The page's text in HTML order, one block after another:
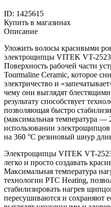
ID: 1425615
Купить в магазинах
Описание
Уложить волосы красивыми
электрощипцы VITEK VT-
Поверхность рабочей части
Tourmaline Ceramic, которое
электричество и
чему они выглядят
результату способствует
позволяющая быстро
(максимальная температура —
использовании
на 360 °С резиновый шнур
Электрощипцы VITEK VT-
легко и просто создавать
Максимальная температура
технологии PTC Heating,
стабилизировать нагрев
пересушиваются и сохраняют